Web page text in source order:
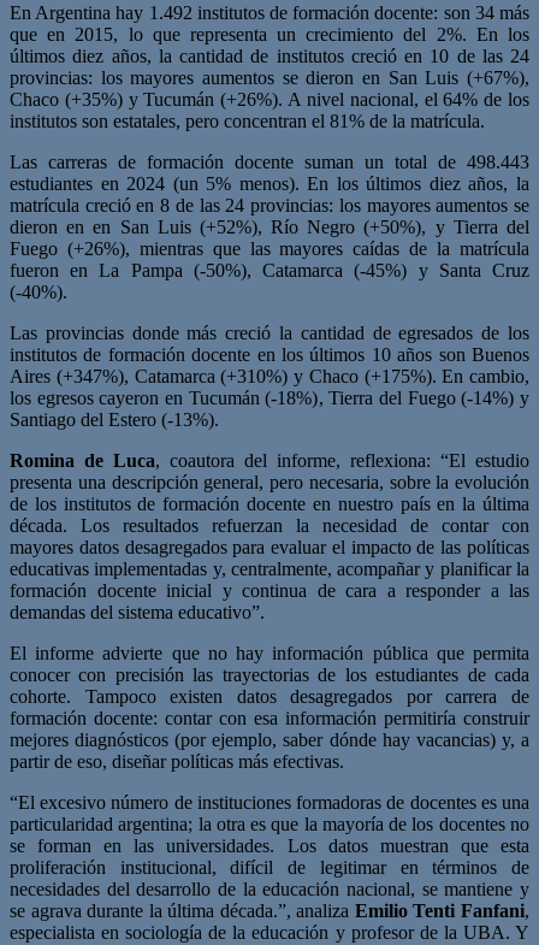
En Argentina hay 1.492 institutos de formación docente: son 34 más
que en 2015, lo que representa un crecimiento del 2%. En los
últimos diez años, la cantidad de institutos creció en 10 de las 24
provincias: los mayores aumentos se dieron en San Luis (+67%),
Chaco (+35%) y Tucumán (+26%). A nivel nacional, el 64% de los
institutos son estatales, pero concentran el 81% de la matrícula.
Las carreras de formación docente suman un total de 498.443
estudiantes en 2024 (un 5% menos). En los últimos diez años, la
matrícula creció en 8 de las 24 provincias: los mayores aumentos se
dieron en en San Luis (+52%), Río Negro (+50%), y Tierra del
Fuego (+26%), mientras que las mayores caídas de la matrícula
fueron en La Pampa (-50%), Catamarca (-45%) y Santa Cruz
(-40%).
Las provincias donde más creció la cantidad de egresados de los
institutos de formación docente en los últimos 10 años son Buenos
Aires (+347%), Catamarca (+310%) y Chaco (+175%). En cambio,
los egresos cayeron en Tucumán (-18%), Tierra del Fuego (-14%) y
Santiago del Estero (-13%).
Romina de Luca, coautora del informe, reflexiona: “El estudio
presenta una descripción general, pero necesaria, sobre la evolución
de los institutos de formación docente en nuestro país en la última
década. Los resultados refuerzan la necesidad de contar con
mayores datos desagregados para evaluar el impacto de las políticas
educativas implementadas y, centralmente, acompañar y planificar la
formación docente inicial y continua de cara a responder a las
demandas del sistema educativo”.
El informe advierte que no hay información pública que permita
conocer con precisión las trayectorias de los estudiantes de cada
cohorte. Tampoco existen datos desagregados por carrera de
formación docente: contar con esa información permitiría construir
mejores diagnósticos (por ejemplo, saber dónde hay vacancias) y, a
partir de eso, diseñar políticas más efectivas.
“El excesivo número de instituciones formadoras de docentes es una
particularidad argentina; la otra es que la mayoría de los docentes no
se forman en las universidades. Los datos muestran que esta
proliferación institucional, difícil de legitimar en términos de
necesidades del desarrollo de la educación nacional, se mantiene y
se agrava durante la última década.”, analiza Emilio Tenti Fanfani,
especialista en sociología de la educación y profesor de la UBA. Y